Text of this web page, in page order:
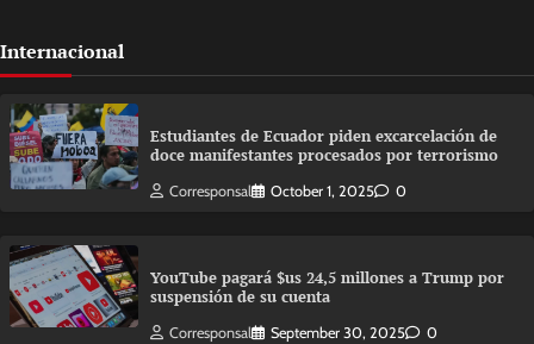
Internacional
Estudiantes de Ecuador piden excarcelación de
doce manifestantes procesados por terrorismo
Corresponsal October 1, 2025 0
YouTube pagará $us 24,5 millones a Trump por
suspensión de su cuenta
Corresponsal September 30, 2025 0